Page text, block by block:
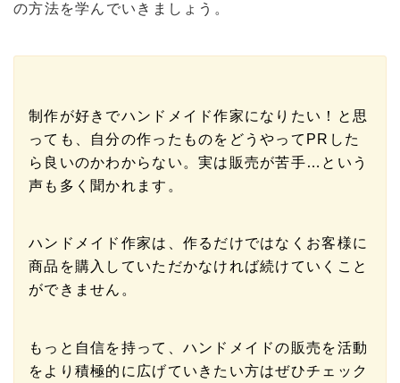
の方法を学んでいきましょう。
制作が好きでハンドメイド作家になりたい！と思
っても、自分の作ったものをどうやってPRした
ら良いのかわからない。実は販売が苦手…という
声も多く聞かれます。
ハンドメイド作家は、作るだけではなくお客様に
商品を購入していただかなければ続けていくこと
ができません。
もっと自信を持って、ハンドメイドの販売を活動
をより積極的に広げていきたい方はぜひチェック